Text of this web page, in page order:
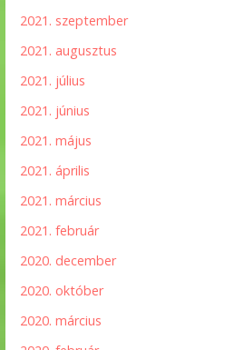
2021. szeptember
2021. augusztus
2021. július
2021. június
2021. május
2021. április
2021. március
2021. február
2020. december
2020. október
2020. március